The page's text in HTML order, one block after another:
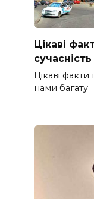
Цікаві
сучасність
Цікаві
нами багату